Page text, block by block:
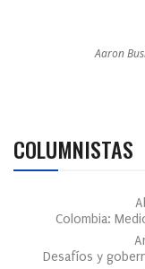
Aaron
COLUMNISTAS
Colombia:
Desafíos y